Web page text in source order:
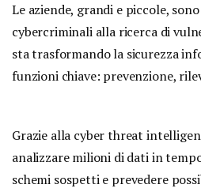
Le aziende, grandi e piccole,
cybercriminali alla ricerca di
sta trasformando la sicurezza
funzioni chiave: prevenzione,
Grazie alla cyber threat
analizzare milioni di dati in
schemi sospetti e prevedere